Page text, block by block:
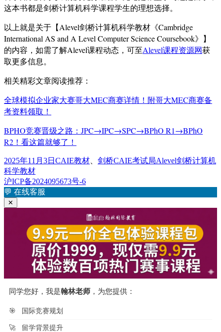
这本书都是剑桥计算机科学课程学生的理想选择。
以上就是关于【Alevel剑桥计算机科学教材《Cambridge
International AS and A Level Computer Science Coursebook》】
的内容，如需了解Alevel课程动态，可至Alevel课程资源网获
取更多信息。
相关精彩文章阅读推荐：
全球模拟企业家大赛哥大MEC商赛详情！附哥大MEC商赛备
考资料领取！
BPHO竞赛晋级之路：JPC→IPC→SPC→BPhO R1→BPhO
R2！看这篇就够了！
发
布
于
2025年11月3日 分
CAIE教材 剑桥CAIE考试局标
Alevel剑桥计算机
科学教材
沪ICP备2024095673号-6
💬 在线客服
✕
同学您好，我是翰林老师 ，为您提供：
🎯 国际竞赛规划
🚀 留学背景提升